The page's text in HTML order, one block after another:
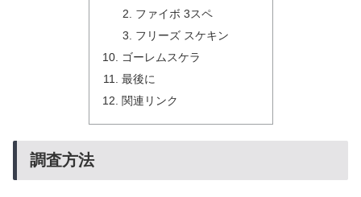
ファイボ 3スペ
フリーズ スケキン
ゴーレムスケラ
最後に
関連リンク
調査方法